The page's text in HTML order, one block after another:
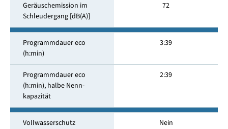
Geräuschemission im
Schleuder­gang [dB(A)]
72
Programmdauer eco
(h:min)
3:39
Programmdauer eco
(h:min), halbe Nenn­
kapazität
2:39
Vollwasserschutz Nein